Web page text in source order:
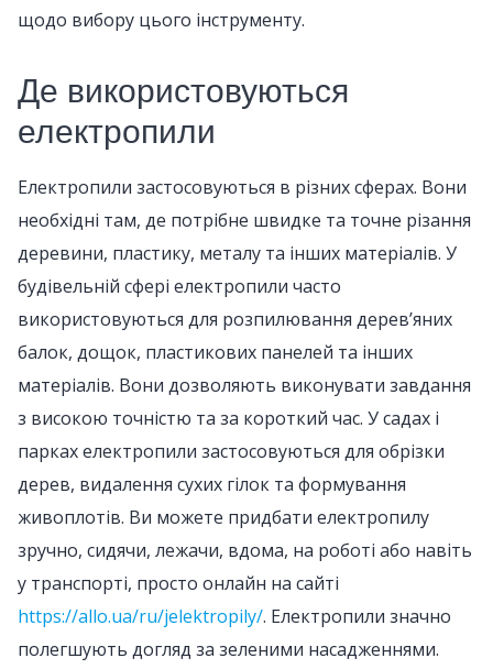
щодо вибору цього інструменту.
Де використовуються
електропили
Електропили застосовуються в різних сферах. Вони
необхідні там, де потрібне швидке та точне різання
деревини, пластику, металу та інших матеріалів. У
будівельній сфері електропили часто
використовуються для розпилювання дерев’яних
балок, дощок, пластикових панелей та інших
матеріалів. Вони дозволяють виконувати завдання
з високою точністю та за короткий час. У садах і
парках електропили застосовуються для обрізки
дерев, видалення сухих гілок та формування
живоплотів. Ви можете придбати електропилу
зручно, сидячи, лежачи, вдома, на роботі або навіть
у транспорті, просто онлайн на сайті
https://allo.ua/ru/jelektropily/. Електропили значно
полегшують догляд за зеленими насадженнями.